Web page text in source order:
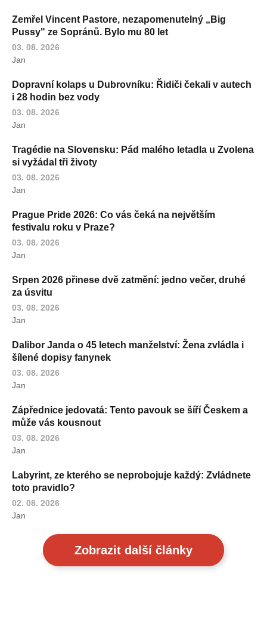
Zemřel Vincent Pastore, nezapomenutelný „Big
Pussy" ze Sopránů. Bylo mu 80 let
03. 08. 2026
Jan
Dopravní kolaps u Dubrovníku: Řidiči čekali v autech
i 28 hodin bez vody
03. 08. 2026
Jan
Tragédie na Slovensku: Pád malého letadla u Zvolena
si vyžádal tři životy
03. 08. 2026
Jan
Prague Pride 2026: Co vás čeká na největším
festivalu roku v Praze?
03. 08. 2026
Jan
Srpen 2026 přinese dvě zatmění: jedno večer, druhé
za úsvitu
03. 08. 2026
Jan
Dalibor Janda o 45 letech manželství: Žena zvládla i
šílené dopisy fanynek
03. 08. 2026
Jan
Zápřednice jedovatá: Tento pavouk se šíří Českem a
může vás kousnout
03. 08. 2026
Jan
Labyrint, ze kterého se neprobojuje každý: Zvládnete
toto pravidlo?
02. 08. 2026
Jan
Zobrazit další články